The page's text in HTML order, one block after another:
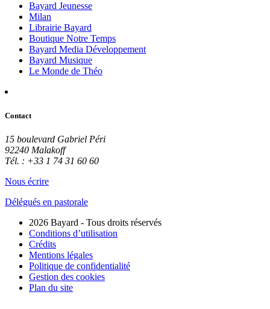
Bayard Jeunesse
Milan
Librairie Bayard
Boutique Notre Temps
Bayard Media Développement
Bayard Musique
Le Monde de Théo
Contact
15 boulevard Gabriel Péri
92240 Malakoff
Tél. : +33 1 74 31 60 60
Nous écrire
Délégués en pastorale
2026 Bayard - Tous droits réservés
Conditions d’utilisation
Crédits
Mentions légales
Politique de confidentialité
Gestion des cookies
Plan du site